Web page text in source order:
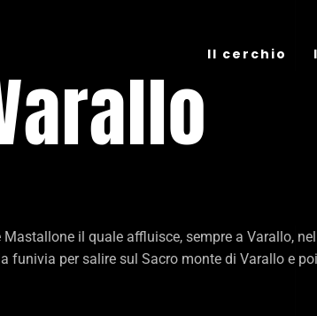
Il cerchio
il quale affluisce, sempre a Varallo,
funivia per salire sul Sacro monte di Varallo e